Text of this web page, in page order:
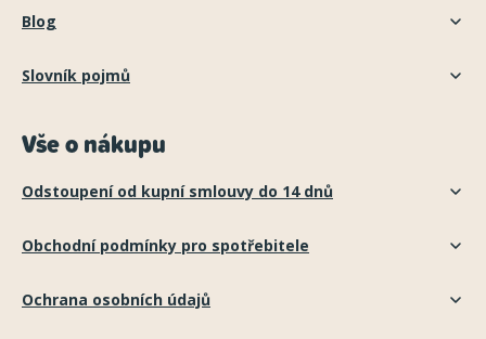
Blog
Slovník pojmů
Vše o nákupu
Odstoupení od kupní smlouvy do 14 dnů
Obchodní podmínky pro spotřebitele
Ochrana osobních údajů